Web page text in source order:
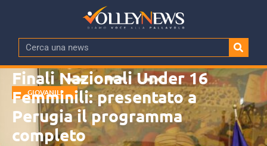
GIOVANILI
Finali Nazionali Under 16
Femminili: presentato a
Perugia il programma
completo